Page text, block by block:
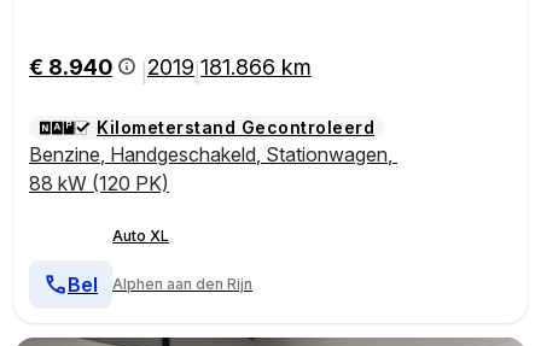
€ 8.940 2019 181.866 km
Kilometerstand Gecontroleerd
Benzine, Handgeschakeld, Stationwagen,
88 kW (120 PK)
Auto XL
Alphen aan den Rijn
Bel